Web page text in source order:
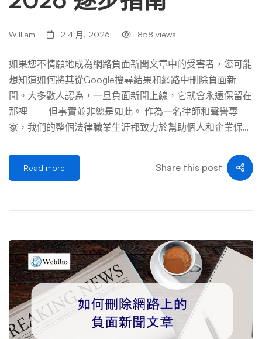
第二章：開始之前——心態與盤點 在展開任何技術性行動
的現實，並利用它 這句話常被用來恫嚇人，但也可以轉化
為我們的優勢。既然網路記性好，那我們就給它更多「好的
記憶」去記住。目標不是讓那篇負面報導從世界上消失（這
不現實），而是讓它在浩瀚的正面資訊海洋中，變得無關緊
要、難以被看見。 心態重建清單： 二、進行全面的「數位
圖」。請以一個完全陌生的使用者角度，徹底地審查你的網
William 2 4 月, 2026 858 views
如果您不情願地成為網路負面新聞文章中的受害者，您可能
想知道如何將其從Google搜尋結果和網路中刪除負面新
聞。大多數人認為，一旦負面新聞上線，它就會永遠保留在
那裡——但事實並非總是如此。 作為一名律師和聲譽專
家，我們的整個法律職業生涯都致力於幫助個人和企業保護
e搜尋結果第一頁時可能造成的破壞。我們親眼目睹了當網
路上出現虛假指控或令人尷尬的負面新聞文章時，我們的客
份全面的指南中，我們將引導您完成我和我的團隊用來幫助
我們的客戶重新控制其線上形象並減輕負面新聞造成的損害
的具體步驟。我們將涵蓋從評估負面新聞文章的影響到探索
您的刪除新聞選項，再到實施主動措施以鞏固您的聲譽的所
有內容。 目錄 為什麼負面新聞文章往往在 Google 搜尋結
果中排名靠前？ 負面新聞文章往往在某人姓名或某公司名
稱的搜尋結果中排名靠前，有幾個關鍵原因： 這些因素的
Read more Share this post